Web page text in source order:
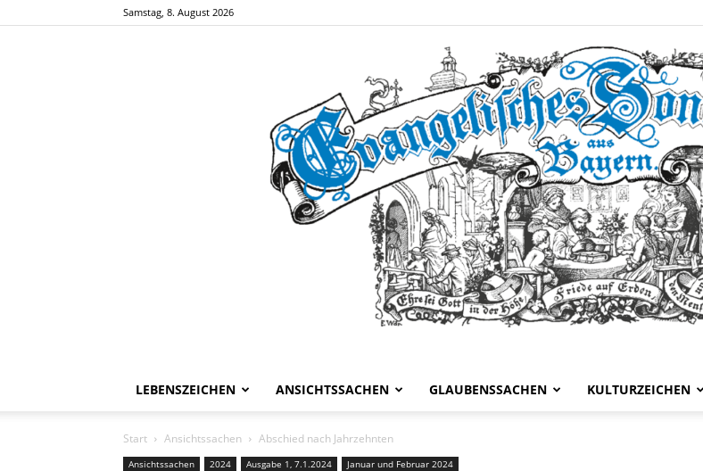
Samstag, 8. August 2026
LEBENSZEICHEN ANSICHTSSACHEN GLAUBENSSACHEN KULTURZEICHEN
Start Ansichtssachen Abschied nach Jahrzehnten
Ansichtssachen 2024 Ausgabe 1, 7.1.2024 Januar und Februar 2024